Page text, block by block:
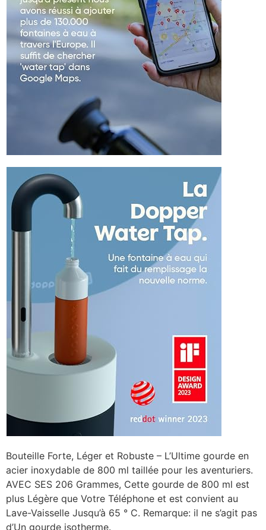
Bouteille Forte, Léger et Robuste – L’Ultime gourde en
acier inoxydable de 800 ml taillée pour les aventuriers.
AVEC SES 206 Grammes, Cette gourde de 800 ml est
plus Légère que Votre Téléphone et est convient au
Lave-Vaisselle Jusqu’à 65 ° C. Remarque: il ne s’agit pas
d’Un gourde isotherme.